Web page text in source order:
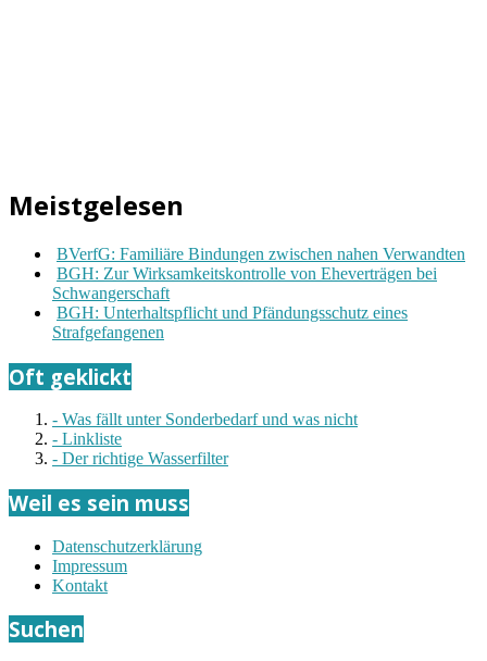
Meistgelesen
BVerfG: Familiäre Bindungen zwischen nahen Verwandten
BGH: Zur Wirksamkeitskontrolle von Eheverträgen bei
Schwangerschaft
BGH: Unterhaltspflicht und Pfändungsschutz eines
Strafgefangenen
Oft geklickt
- Was fällt unter Sonderbedarf und was nicht
- Linkliste
- Der richtige Wasserfilter
Weil es sein muss
Datenschutzerklärung
Impressum
Kontakt
Suchen